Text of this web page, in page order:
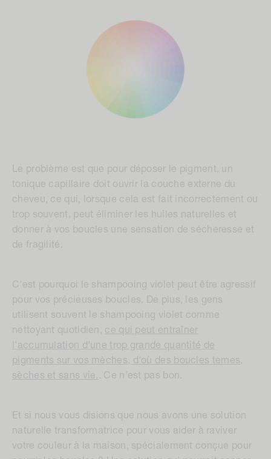
Le problème est que pour déposer le pigment, un
tonique capillaire doit ouvrir la couche externe du
cheveu, ce qui, lorsque cela est fait incorrectement ou
trop souvent, peut éliminer les huiles naturelles et
donner à vos boucles une sensation de sécheresse et
de fragilité.
C'est pourquoi le shampooing violet peut être agressif
pour vos précieuses boucles. De plus, les gens
utilisent souvent le shampooing violet comme
nettoyant quotidien, ce qui peut entraîner
l'accumulation d'une trop grande quantité de
pigments sur vos mèches, d'où des boucles ternes,
sèches et sans vie. . Ce n'est pas bon.
Et si nous vous disions que nous avons une solution
naturelle transformatrice pour vous aider à raviver
votre couleur à la maison, spécialement conçue pour